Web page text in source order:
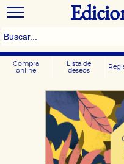
Compra
online
Lista de
deseos